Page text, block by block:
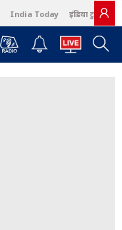
India Today इंडिया टुडे हिंदी